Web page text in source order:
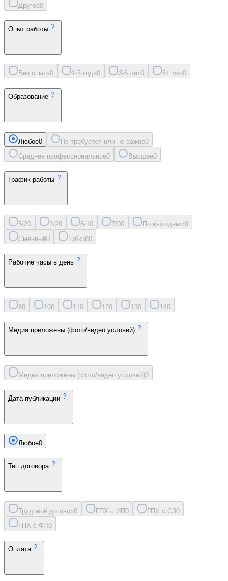
Другое0
Опыт работы
Без опыта0 1-3 года0 3-6 лет0 6+ лет0
Образование
Любое0 Не требуется или не важно0
Среднее профессиональное0 Высшее0
График работы
5/20 2/20 6/10 7/00 По выходным0
Сменный0 Гибкий0
Рабочие часы в день
80 100 11 0 120 130 140
Медиа приложены (фото/видео условий)
Медиа приложены (фото/видео условий)0
Дата публикации
Любое0
Тип договора
Трудовой договор0 ГПХ с ИП0 ГПХ с СЗ0
ГПХ с ФЛ 0
Оплата